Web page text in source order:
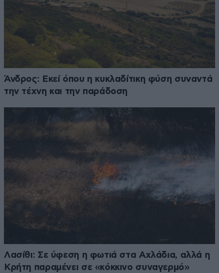
Άνδρος: Εκεί όπου η κυκλαδίτικη φύση συναντά
την τέχνη και την παράδοση
Λασίθι: Σε ύφεση η φωτιά στα Αχλάδια, αλλά η
Κρήτη παραμένει σε «κόκκινο συναγερμό»